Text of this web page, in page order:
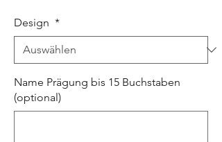
Design *
Name Prägung bis 15 Buchstaben
(optional)